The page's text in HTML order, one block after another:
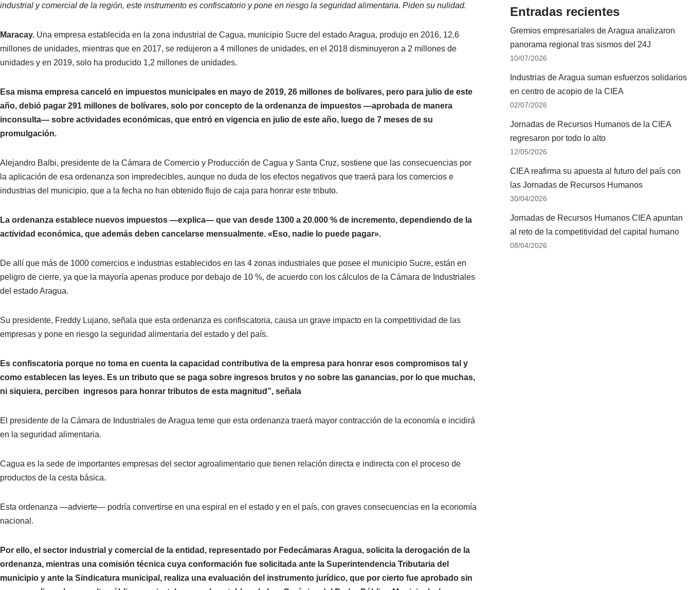
industrial y comercial de la región, este instrumento es confiscatorio y pone en riesgo la seguridad alimentaria. Piden su nulidad.
Maracay. Una empresa establecida en la zona industrial de Cagua, municipio Sucre del estado Aragua, produjo en 2016, 12,6
millones de unidades, mientras que en 2017, se redujeron a 4 millones de unidades, en el 2018 disminuyeron a 2 millones de
unidades y en 2019, solo ha producido 1,2 millones de unidades.
Esa misma empresa canceló en impuestos municipales en mayo de 2019, 26 millones de bolívares, pero para julio de este
año, debió pagar 291 millones de bolívares, solo por concepto de la ordenanza de impuestos —aprobada de manera
inconsulta— sobre actividades económicas, que entró en vigencia en julio de este año, luego de 7 meses de su
promulgación.
Alejandro Balbi, presidente de la Cámara de Comercio y Producción de Cagua y Santa Cruz, sostiene que las consecuencias por
la aplicación de esa ordenanza son impredecibles, aunque no duda de los efectos negativos que traerá para los comercios e
industrias del municipio, que a la fecha no han obtenido flujo de caja para honrar este tributo.
La ordenanza establece nuevos impuestos —explica— que van desde 1300 a 20.000 % de incremento, dependiendo de la
actividad económica, que además deben cancelarse mensualmente. «Eso, nadie lo puede pagar».
De allí que más de 1000 comercios e industrias establecidos en las 4 zonas industriales que posee el municipio Sucre, están en
peligro de cierre, ya que la mayoría apenas produce por debajo de 10 %, de acuerdo con los cálculos de la Cámara de Industriales
del estado Aragua.
Su presidente, Freddy Lujano, señala que esta ordenanza es confiscatoria, causa un grave impacto en la competitividad de las
empresas y pone en riesgo la seguridad alimentaria del estado y del país.
Es confiscatoria porque no toma en cuenta la capacidad contributiva de la empresa para honrar esos compromisos tal y
como establecen las leyes. Es un tributo que se paga sobre ingresos brutos y no sobre las ganancias, por lo que muchas,
ni siquiera, perciben ingresos para honrar tributos de esta magnitud”, señala
El presidente de la Cámara de Industriales de Aragua teme que esta ordenanza traerá mayor contracción de la economía e incidirá
en la seguridad alimentaria.
Cagua es la sede de importantes empresas del sector agroalimentario que tienen relación directa e indirecta con el proceso de
productos de la cesta básica.
Esta ordenanza —advierte— podría convertirse en una espiral en el estado y en el país, con graves consecuencias en la economía
nacional.
Por ello, el sector industrial y comercial de la entidad, representado por Fedecámaras Aragua, solicita la derogación de la
ordenanza, mientras una comisión técnica cuya conformación fue solicitada ante la Superintendencia Tributaria del
municipio y ante la Sindicatura municipal, realiza una evaluación del instrumento jurídico, que por cierto fue aprobado sin
Entradas recientes
Gremios empresariales de Aragua analizaron
panorama regional tras sismos del 24J
10/07/2026
Industrias de Aragua suman esfuerzos solidarios
en centro de acopio de la CIEA
02/07/2026
Jornadas de Recursos Humanos de la CIEA
regresaron por todo lo alto
12/05/2026
CIEA reafirma su apuesta al futuro del país con
las Jornadas de Recursos Humanos
30/04/2026
Jornadas de Recursos Humanos CIEA apuntan
al reto de la competitividad del capital humano
08/04/2026